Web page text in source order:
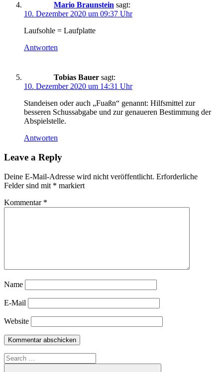
Mario Braunstein sagt:
10. Dezember 2020 um 09:37 Uhr
Laufsohle = Laufplatte
Antworten
Tobias Bauer sagt:
10. Dezember 2020 um 14:31 Uhr
Standeisen oder auch „Fuaßn“ genannt: Hilfsmittel zur
besseren Schussabgabe und zur genaueren Bestimmung der
Abspielstelle.
Antworten
Leave a Reply
Deine E-Mail-Adresse wird nicht veröffentlicht. Erforderliche
Felder sind mit * markiert
Kommentar *
Name
E-Mail
Website
Search
for: